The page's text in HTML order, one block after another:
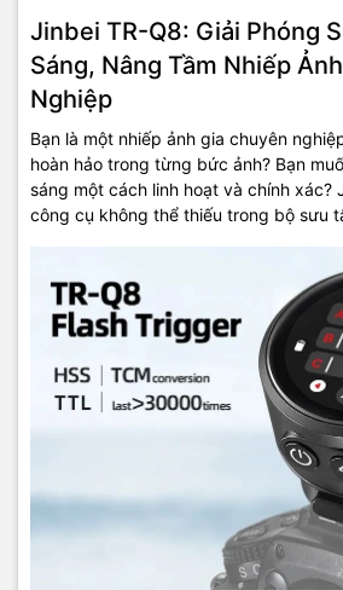
Jinbei TR-Q8: Giải Phóng
Sáng, Nâng Tầm Nhiếp
Nghiệp
Bạn là một nhiếp ảnh gia chuyên
hoàn hảo trong từng bức ảnh? Bạn
sáng một cách linh hoạt và chính xác?
công cụ không thể thiếu trong bộ sưu